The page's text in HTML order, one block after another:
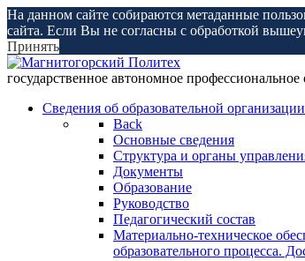
На данном сайте собираются метаданные
сайта. Если Вы не согласны с обработкой
Принять
государственное автономное
Сведения об образовательной организации
Back
Основные сведения
Структура и органы
Документы
Образование
Руководство
Педагогический состав
Материально-техническое
образовательного процесса.